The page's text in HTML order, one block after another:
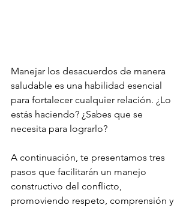
Manejar los desacuerdos de manera
saludable es una habilidad esencial
para fortalecer cualquier relación. ¿Lo
estás haciendo? ¿Sabes que se
necesita para lograrlo?
A continuación, te presentamos tres
pasos que facilitarán un manejo
constructivo del conflicto,
promoviendo respeto, comprensión y